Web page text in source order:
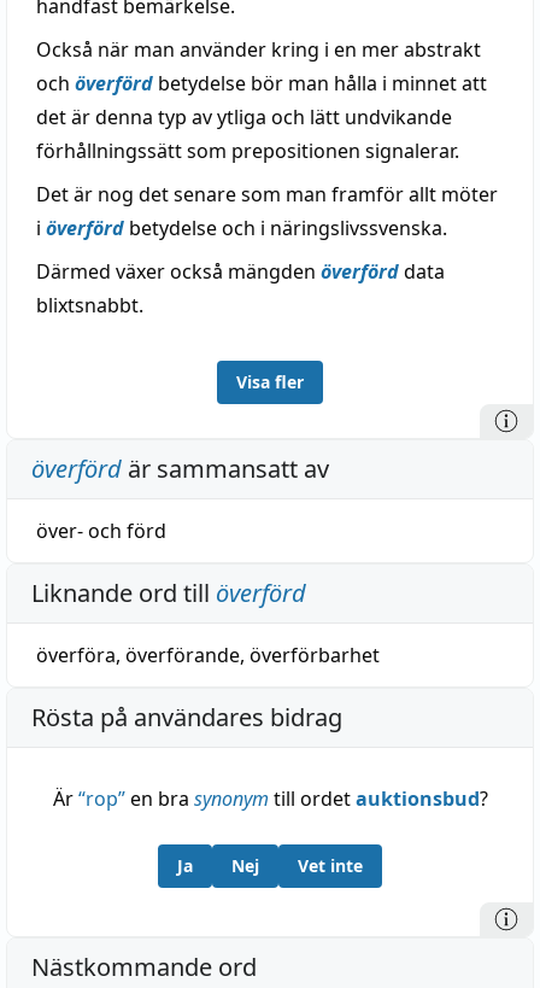
handfast bemärkelse.
Också när man använder kring i en mer abstrakt
och överförd betydelse bör man hålla i minnet att
det är denna typ av ytliga och lätt undvikande
förhållningssätt som prepositionen signalerar.
Det är nog det senare som man framför allt möter
i överförd betydelse och i näringslivssvenska.
Därmed växer också mängden överförddata
blixtsnabbt.
Visa fler
överförd är sammansatt av
över-och förd
Liknande ord till överförd
överföra, överförande, överförbarhet
Rösta på användares bidrag
Är“rop”en bra synonym till ordetauktionsbud?
Ja Nej Vet inte
Nästkommande ord